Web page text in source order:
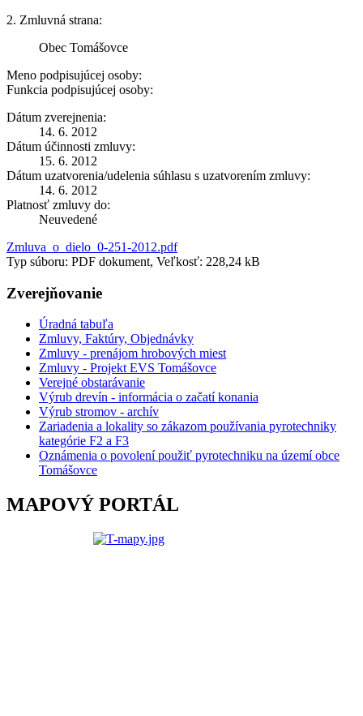
2. Zmluvná strana:
Obec Tomášovce
Meno podpisujúcej osoby:
Funkcia podpisujúcej osoby:
Dátum zverejnenia:
14. 6. 2012
Dátum účinnosti zmluvy:
15. 6. 2012
Dátum uzatvorenia/udelenia súhlasu s uzatvorením zmluvy:
14. 6. 2012
Platnosť zmluvy do:
Neuvedené
Zmluva_o_dielo_0-251-2012.pdf
Typ súboru: PDF dokument, Veľkosť: 228,24 kB
Zverejňovanie
Úradná tabuľa
Zmluvy, Faktúry, Objednávky
Zmluvy - prenájom hrobových miest
Zmluvy - Projekt EVS Tomášovce
Verejné obstarávanie
Výrub drevín - informácia o začatí konania
Výrub stromov - archív
Zariadenia a lokality so zákazom používania pyrotechniky
kategórie F2 a F3
Oznámenia o povolení použiť pyrotechniku na území obce
Tomášovce
MAPOVÝ PORTÁL